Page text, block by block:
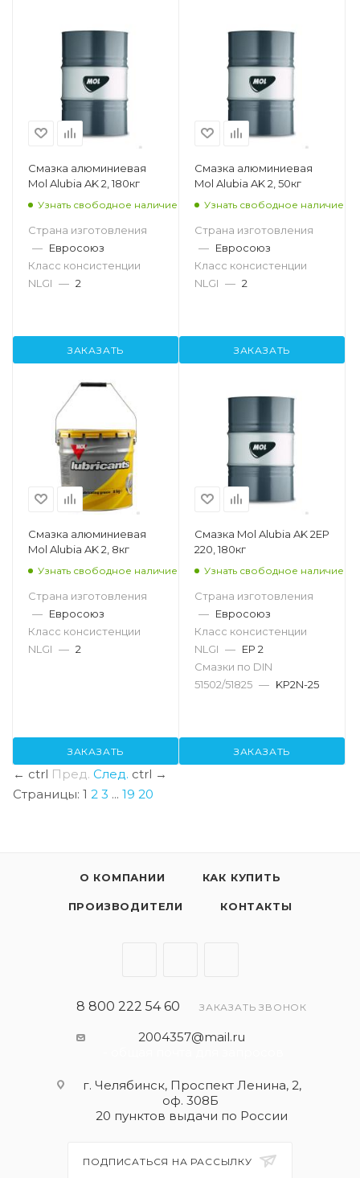
Смазка алюминиевая
Mol Alubia AK 2, 180кг
Узнать свободное наличие
Страна изготовления
— Евросоюз
Класс консистенции
NLGI — 2
ЗАКАЗАТЬ
Смазка алюминиевая
Mol Alubia AK 2, 50кг
Узнать свободное наличие
Страна изготовления
— Евросоюз
Класс консистенции
NLGI — 2
ЗАКАЗАТЬ
Смазка алюминиевая
Mol Alubia AK 2, 8кг
Узнать свободное наличие
Страна изготовления
— Евросоюз
Класс консистенции
NLGI — 2
ЗАКАЗАТЬ
Смазка Mol Alubia AK 2EP
220, 180кг
Узнать свободное наличие
Страна изготовления
— Евросоюз
Класс консистенции
NLGI — EP 2
Смазки по DIN
51502/51825 — KP2N-25
ЗАКАЗАТЬ
← ctrl Пред. След. ctrl →
Страницы: 1 2 3 ... 19 20
О КОМПАНИИ КАК КУПИТЬ
ПРОИЗВОДИТЕЛИ КОНТАКТЫ
8 800 222 54 60 ЗАКАЗАТЬ ЗВОНОК
2004357@mail.ru
г. Челябинск, Проспект Ленина, 2,
оф. 308Б
20 пунктов выдачи по России
ПОДПИСАТЬСЯ НА РАССЫЛКУ